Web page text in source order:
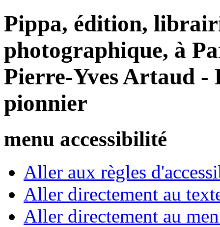
Pippa, édition,
photographique, à
Pierre-Yves Artaud -
pionnier
menu accessibilité
Aller aux règles
Aller directement au
Aller directement au